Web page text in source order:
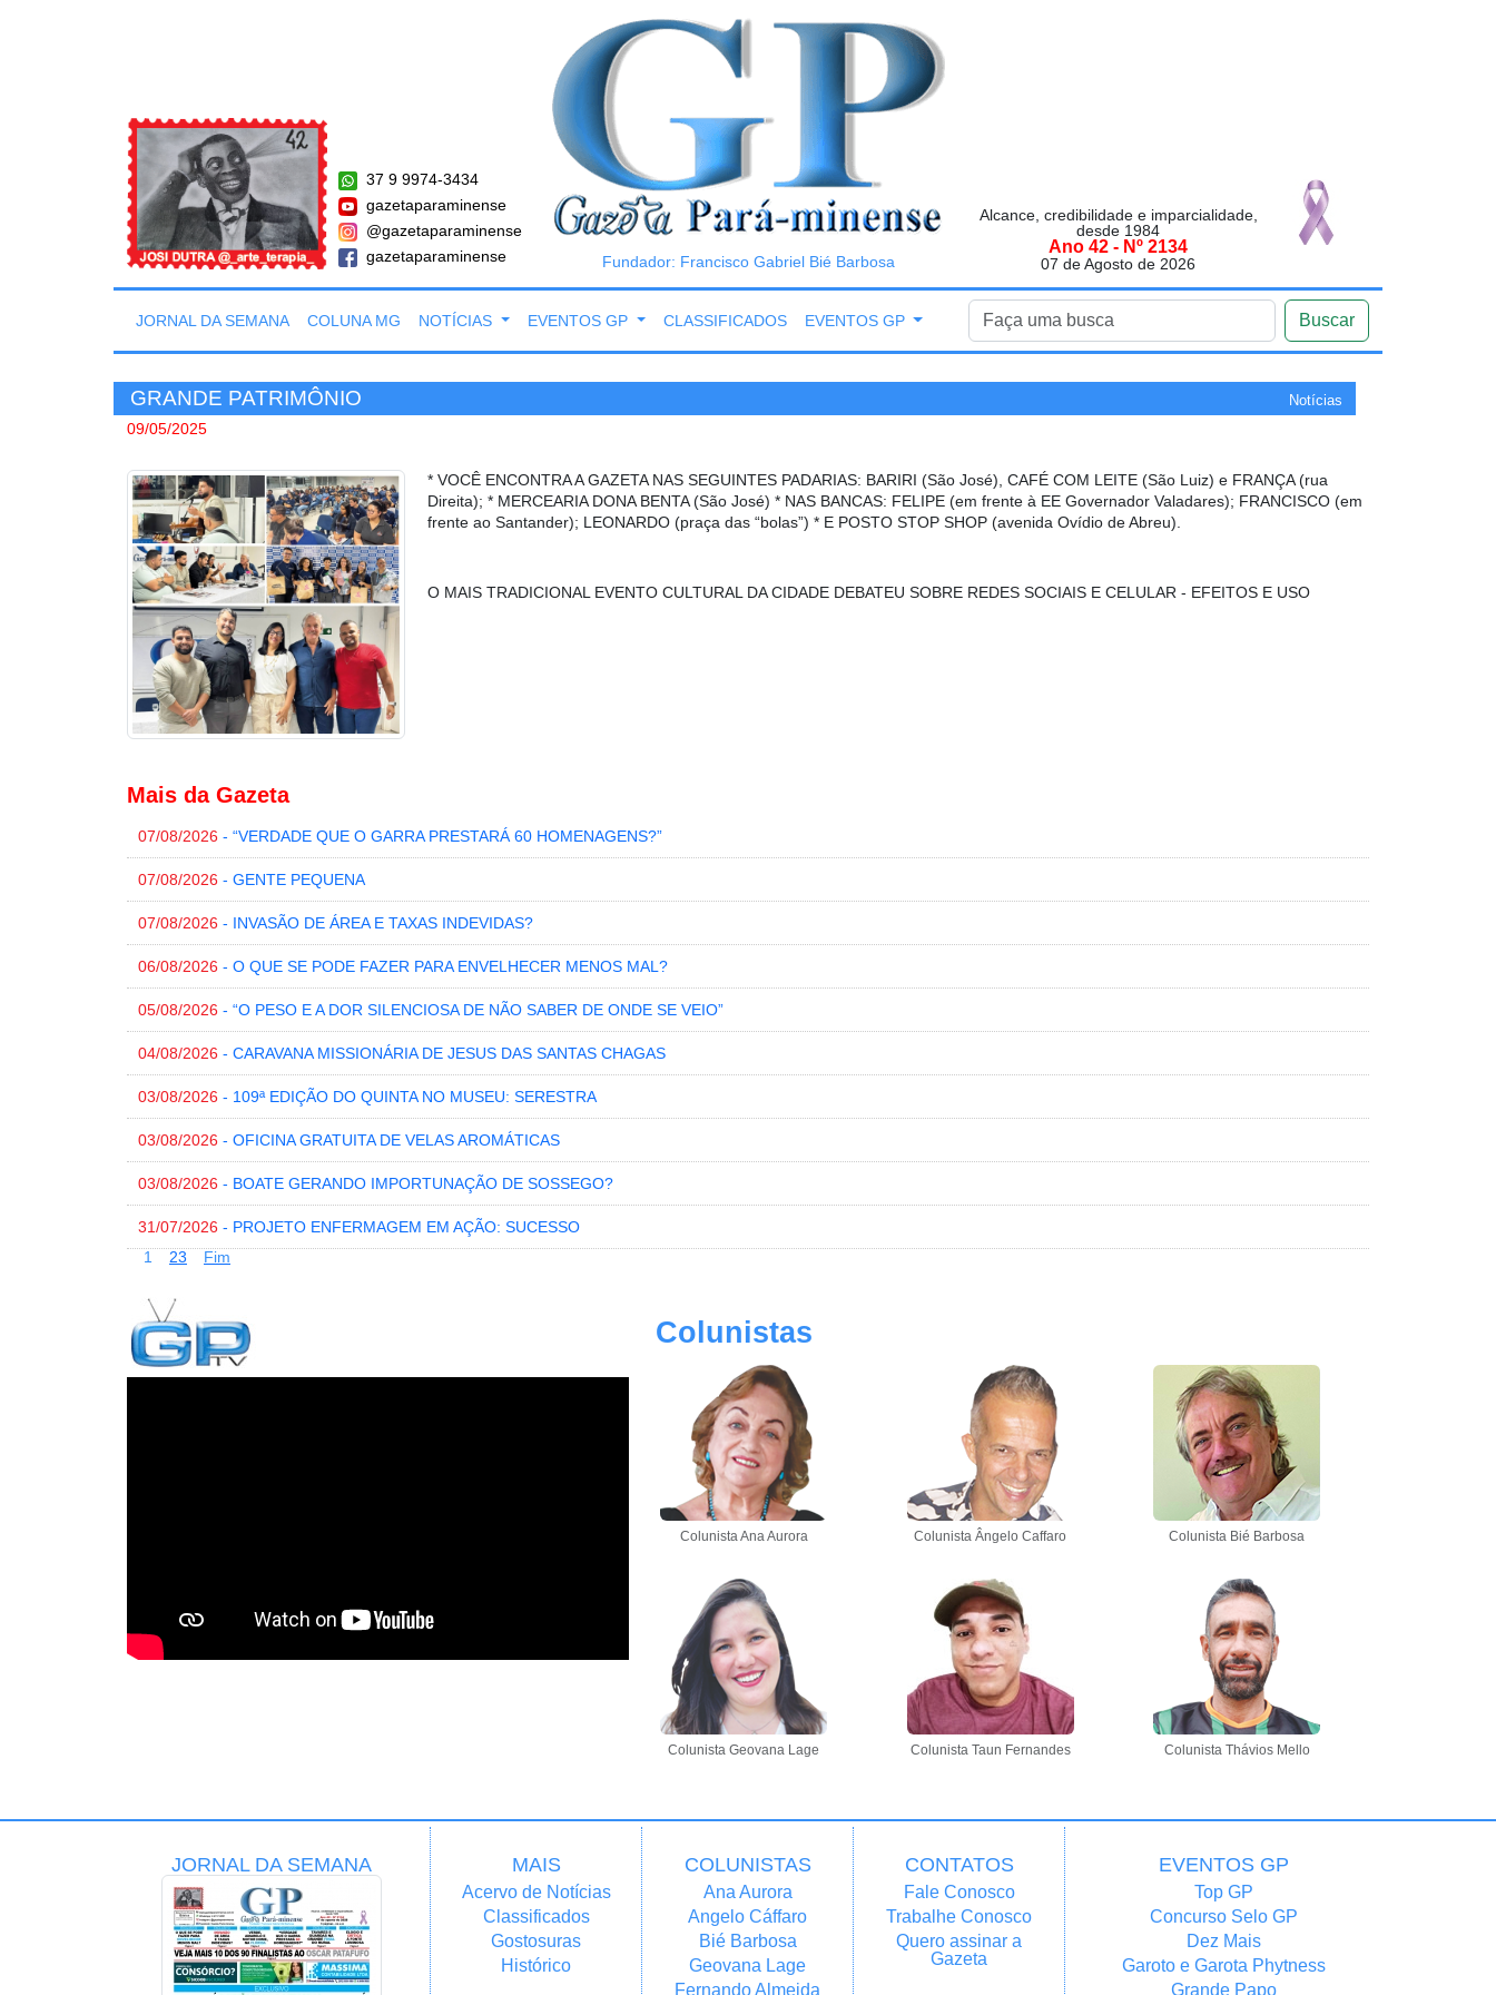
37 9 9974-3434
gazetaparaminense
@gazetaparaminense
gazetaparaminense
Fundador: Francisco Gabriel Bié Barbosa
Alcance, credibilidade e imparcialidade,
desde 1984
Ano 42 - Nº 2134
07 de Agosto de 2026
JORNAL DA SEMANA COLUNA MG NOTÍCIAS EVENTOS GP CLASSIFICADOS EVENTOS GP Buscar
GRANDE PATRIMÔNIO Notícias
09/05/2025
* VOCÊ ENCONTRA A GAZETA NAS SEGUINTES PADARIAS: BARIRI (São José), CAFÉ COM LEITE (São Luiz) e FRANÇA (rua
Direita); * MERCEARIA DONA BENTA (São José) * NAS BANCAS: FELIPE (em frente à EE Governador Valadares); FRANCISCO (em
frente ao Santander); LEONARDO (praça das “bolas”) * E POSTO STOP SHOP (avenida Ovídio de Abreu).
O MAIS TRADICIONAL EVENTO CULTURAL DA CIDADE DEBATEU SOBRE REDES SOCIAIS E CELULAR - EFEITOS E USO
Mais da Gazeta
07/08/2026 - “VERDADE QUE O GARRA PRESTARÁ 60 HOMENAGENS?”
07/08/2026 - GENTE PEQUENA
07/08/2026 - INVASÃO DE ÁREA E TAXAS INDEVIDAS?
06/08/2026 - O QUE SE PODE FAZER PARA ENVELHECER MENOS MAL?
05/08/2026 - “O PESO E A DOR SILENCIOSA DE NÃO SABER DE ONDE SE VEIO”
04/08/2026 - CARAVANA MISSIONÁRIA DE JESUS DAS SANTAS CHAGAS
03/08/2026 - 109ª EDIÇÃO DO QUINTA NO MUSEU: SERESTRA
03/08/2026 - OFICINA GRATUITA DE VELAS AROMÁTICAS
03/08/2026 - BOATE GERANDO IMPORTUNAÇÃO DE SOSSEGO?
31/07/2026 - PROJETO ENFERMAGEM EM AÇÃO: SUCESSO
1
23 Fim
Colunistas
Colunista Ana Aurora Colunista Ângelo Caffaro Colunista Bié Barbosa
Colunista Geovana Lage Colunista Taun Fernandes Colunista Thávios Mello
JORNAL DA SEMANA MAIS
Acervo de Notícias
Classificados
Gostosuras
Histórico
COLUNISTAS
Ana Aurora
Angelo Cáffaro
Bié Barbosa
Geovana Lage
Fernando Almeida
CONTATOS
Fale Conosco
Trabalhe Conosco
Quero assinar a
Gazeta
EVENTOS GP
Top GP
Concurso Selo GP
Dez Mais
Garoto e Garota Phytness
Grande Papo